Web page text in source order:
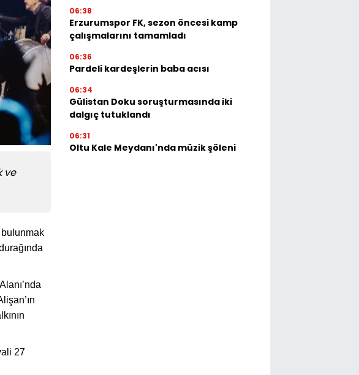
ve
bulunmak
27
06:38
Erzurumspor FK, sezon öncesi kamp
çalışmalarını tamamladı
06:36
Pardeli kardeşlerin baba acısı
06:34
Gülistan Doku soruşturmasında iki
dalgıç tutuklandı
06:31
Oltu Kale Meydanı'nda müzik şöleni